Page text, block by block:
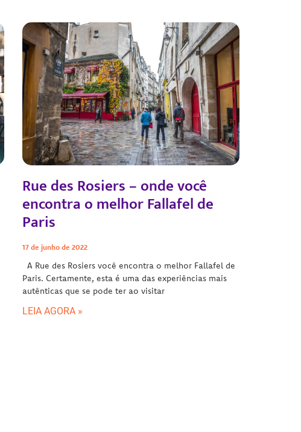
Rue des Rosiers – onde você
encontra o melhor Fallafel de
Paris
17 de junho de 2022
A Rue des Rosiers você encontra o melhor Fallafel de
Paris. Certamente, esta é uma das experiências mais
autênticas que se pode ter ao visitar
LEIA AGORA »